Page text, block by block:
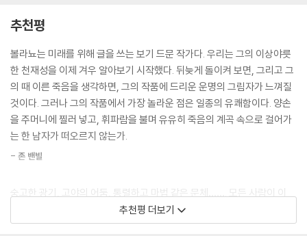
나 하수구로 직행할 자서전과 회고록, 일기의 홍수로 변할 테고 어김없이
해할 사람이 누가 있겠습니까? 입에 침도 안 바른 새빨간 거짓말이 아니라
면, 아무리 그이가 세련되었다고 해도 따분한 마드리드 교수의 일상이 그
유명한 괴짜 카를로스 아르헨티노 다네리의 악몽과 꿈과 야망보다 더 흥미
롭다고 말할 수 있는 사람이 누가 있겠습니까? 조금이라도 제정신이 박힌
사람이라면 그럴 리가 없습니다. 하지만 오해는 금물입니다. 저는 무턱대
고 자서전에 반대하는 입장이 아닙니다. 발기 상태로 자지가 30센티미터
되는 남자가 쓴 자서전이라면 언제든지 환영입니다. 젊었을 때 창녀였다가
대충 휘갈겨 쓴 졸작을 만들어 낸 그 작자가 파란만장한 삶을 산 사람이라
면 언제든지 환영입니다. 두말할 필요도 없겠지만 유아론자들과 막가파식
문학의 불량아들 사이에서 고르라면 저는 단연 후자 쪽을 택할 것입니다.
평하기도 했다. 그만큼 이 책에는 독자들이 볼라뇨의 문학 세계를 더욱 잘
이해할 수 있도록 길잡이 역할을 해주는 단서들과 특유의 미학이 빛을 발
하는 글들이 곳곳에 들어 있다.
표제작 「악의 비밀」은 언뜻 보아 미완성 상태로 보이는 단편이다. 새벽 4시
에 어느 평범한 기자에게 걸려 온 수상한 목소리의 전화로부터 시작되는
이 소설은, 본격적인 이야기가 막 전개될 것 같은 시점에서 예상치 못한 순
럼 미완 상태로 보이는 결말을 맺고 있다. 그러나 이 책에 실린 작품들을 선
을 볼라뇨 작품들에서 자주 보이는 전반적인 특성 중 하나로 꼽을 수 있다
고 지적하며, 이를 〈미결의 시학〉이라고 규정하고 있다. 가령 [공포의 급습
이 이야기의 중단을 야기하는 것처럼 느껴]지거나, 혹은 그 반대로 [이야
추천평
볼라뇨는 미래를 위해 글을 쓰는 보기 드문 작가다. 우리는 그의 이상야릇
한 천재성을 이제 겨우 알아보기 시작했다. 뒤늦게 돌이켜 보면, 그리고 그
의 때 이른 죽음을 생각하면, 그의 작품에 드리운 운명의 그림자가 느껴질
것이다. 그러나 그의 작품에서 가장 놀라운 점은 일종의 유쾌함이다. 양손
을 주머니에 찔러 넣고, 휘파람을 불며 유유히 죽음의 계곡 속으로 걸어가
는 한 남자가 떠오르지 않는가.
- 존 밴빌
숭고한 광기, 고야의 어둠, 통렬하고 마법 같은 문체……. 모든 사람이 이
추천평 더보기